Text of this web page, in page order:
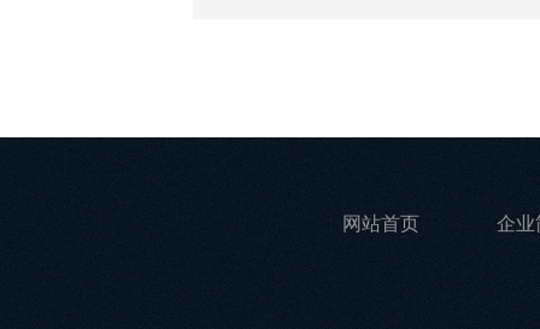
网站首页 企业